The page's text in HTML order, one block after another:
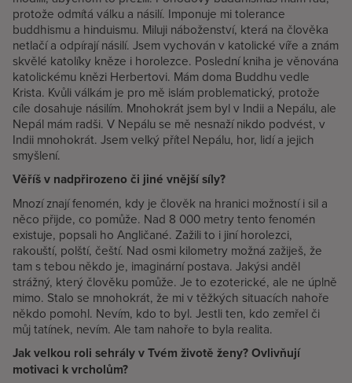
protože odmítá válku a násilí. Imponuje mi tolerance
buddhismu a hinduismu. Miluji náboženství, která na člověka
netlačí a odpírají násilí. Jsem vychován v katolické víře a znám
skvělé katolíky kněze i horolezce. Poslední kniha je věnována
katolickému knězi Herbertovi. Mám doma Buddhu vedle
Krista. Kvůli válkám je pro mě islám problematický, protože
cíle dosahuje násilím. Mnohokrát jsem byl v Indii a Nepálu, ale
Nepál mám radši. V Nepálu se mě nesnaží nikdo podvést, v
Indii mnohokrát. Jsem velký přítel Nepálu, hor, lidí a jejich
smyšlení.
Věříš v nadpřirozeno či jiné vnější síly?
Mnozí znají fenomén, kdy je člověk na hranici možností i sil a
něco přijde, co pomůže. Nad 8 000 metry tento fenomén
existuje, popsali ho Angličané. Zažili to i jiní horolezci,
rakouští, polští, čeští. Nad osmi kilometry možná zažiješ, že
tam s tebou někdo je, imaginární postava. Jakýsi anděl
strážný, který člověku pomůže. Je to ezoterické, ale ne úplně
mimo. Stalo se mnohokrát, že mi v těžkých situacích nahoře
někdo pomohl. Nevím, kdo to byl. Jestli ten, kdo zemřel či
můj tatínek, nevím. Ale tam nahoře to byla realita.
Jak velkou roli sehrály v Tvém životě ženy? Ovlivňují
motivaci k vrcholům?